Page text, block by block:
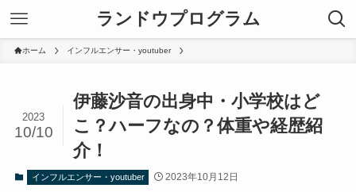
ランドウプログラム
ホーム インフルエンサー・youtuber
伊藤沙音の出身中・小学校はど
こ？ハーフなの？体重や経歴紹
介！
2023
10/10
インフルエンサー・youtuber 2023年10月12日